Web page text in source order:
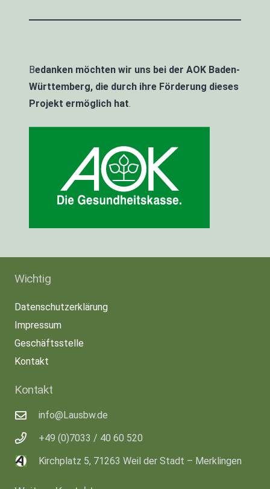
Bedanken möchten wir uns bei der AOK Baden-
Württemberg, die durch ihre Förderung dieses
Projekt ermöglich hat.
Wichtig
Datenschutzerklärung
Impressum
Geschäftsstelle
Kontakt
Kontakt
info@Lausbw.de
+49 (0)7033 / 40 60 520
Kirchplatz 5, 71263 Weil der Stadt – Merklingen